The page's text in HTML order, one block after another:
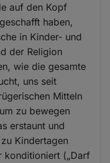
auf den Kopf
haben,
in Kinder- und
der Religion
wie die gesamte
uns seit
Mitteln
zu bewegen
erstaunt und
Kindertagen
konditioniert („Darf